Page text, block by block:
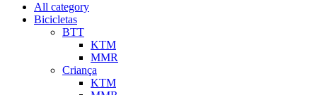
All category
Bicicletas
BTT
KTM
MMR
Criança
KTM